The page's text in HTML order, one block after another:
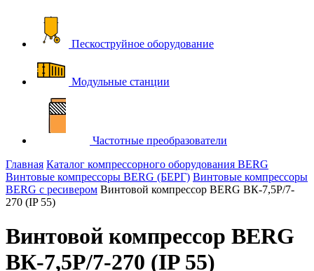
Пескоструйное оборудование
Модульные станции
Частотные преобразователи
Главная Каталог компрессорного оборудования BERG
Винтовые компрессоры BERG (БЕРГ) Винтовые компрессоры
BERG с ресивером Винтовой компрессор BERG ВК-7,5Р/7-
270 (IP 55)
Винтовой компрессор BERG
ВК-7,5Р/7-270 (IP 55)